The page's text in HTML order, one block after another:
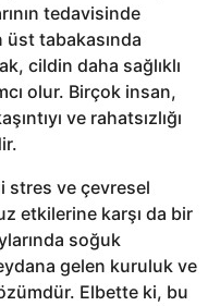
tedavisinde
üst tabakasında
cildin daha sağlıklı
olur. Birçok insan,
ve rahatsızlığı
stres ve çevresel
etkilerine karşı da bir
soğuk
gelen kuruluk ve
Elbette ki, bu